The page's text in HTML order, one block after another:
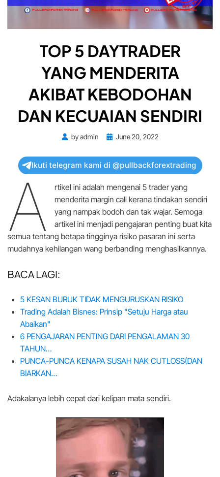
TOP 5 DAYTRADER
YANG MENDERITA
AKIBAT KEBODOHAN
DAN KECUAIAN SENDIRI
byadmin
PostedJune 20, 2022
Ikuti telegram kami di @pullbackforextrading
A
rtikel ini adalah mengenai 5 trader yang
menderita margin call kerana tindakan sendiri
yang nampak bodoh dan tak wajar. Semoga
artikel ini menjadi pengajaran penting buat kita
semua tentang betapa tingginya risiko pasaran ini serta
mudahnya kehilangan wang berbanding menghasilkannya.
BACA LAGI:
5 KESAN BURUK TIDAK MENGURUSKAN RISIKO
Trading Adalah Bisnes: Prinsip "Setuju Harga atau
Abaikan"
6 PENGAJARAN PENTING DARI PENGALAMAN 30
TAHUN…
PUNCA-PUNCA KENAPA SUSAH NAK CUTLOSS(DAN
BIARKAN…
Adakalanya lebih cepat dari kelipan mata sendiri.